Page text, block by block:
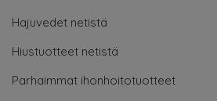
Hajuvedet netistä
Hiustuotteet netistä
Parhaimmat ihonhoitotuotteet